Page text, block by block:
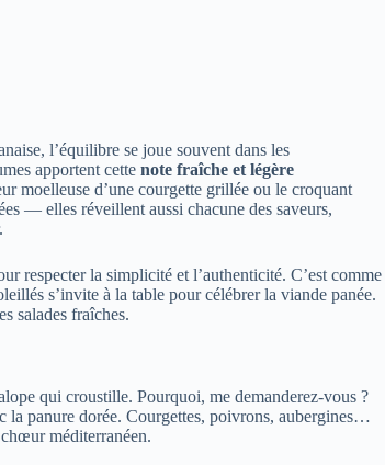
l’équilibre se joue souvent dans les
apportent cette note fraîche et légère
moelleuse d’une courgette grillée ou le croquant
— elles réveillent aussi chacune des saveurs,
respecter la simplicité et l’authenticité. C’est comme
s’invite à la table pour célébrer la viande panée.
salades fraîches.
qui croustille. Pourquoi, me demanderez-vous ?
la panure dorée. Courgettes, poivrons, aubergines…
méditerranéen.